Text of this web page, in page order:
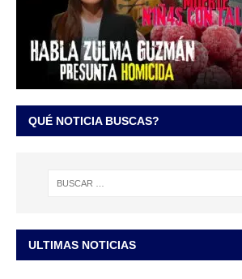
QUÉ NOTICIA BUSCAS?
ULTIMAS NOTICIAS